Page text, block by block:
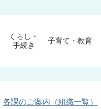
くらし・
手続き
子育て・教育
各課のご案内（組織一覧）